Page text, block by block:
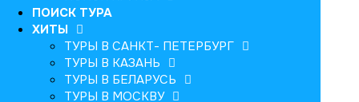
ПОИСК ТУРА
ХИТЫ
ТУРЫ В САНКТ- ПЕТЕРБУРГ
ТУРЫ В КАЗАНЬ
ТУРЫ В БЕЛАРУСЬ
ТУРЫ В МОСКВУ